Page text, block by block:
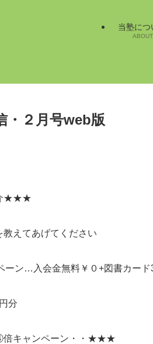
当塾につ
ABOUT
・２月号web版
★★★
えてあげてください
ン…入会金無料￥０+図書カード
分
キャンペーン・・★★★